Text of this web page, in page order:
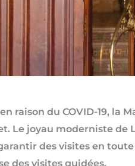
raison du COVID-19, la
Le joyau moderniste
des visites en
des visites guidées.